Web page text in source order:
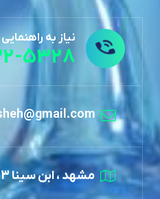
نیاز به
5328
مشهد ، ابن سینا 3 ، ساختمان اویدنس